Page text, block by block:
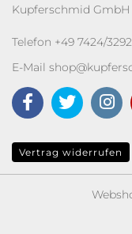
Kupferschmid GmbH
Telefon +49 7424/3292
E-Mail
Vertrag widerrufen